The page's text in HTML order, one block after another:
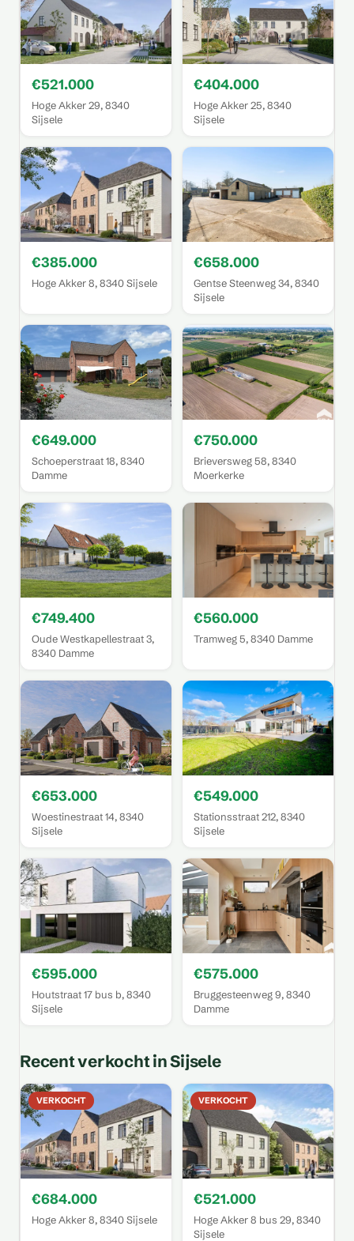
€521.000
Hoge Akker 29, 8340
Sijsele
€404.000
Hoge Akker 25, 8340
Sijsele
€385.000
Hoge Akker 8, 8340 Sijsele
€658.000
Gentse Steenweg 34, 8340
Sijsele
€649.000
Schoeperstraat 18, 8340
Damme
€750.000
Brieversweg 58, 8340
Moerkerke
€749.400
Oude Westkapellestraat 3,
8340 Damme
€560.000
Tramweg 5, 8340 Damme
€653.000
Woestinestraat 14, 8340
Sijsele
€549.000
Stationsstraat 212, 8340
Sijsele
€595.000
Houtstraat 17 bus b, 8340
Sijsele
€575.000
Bruggesteenweg 9, 8340
Damme
Recent verkocht in Sijsele
VERKOCHT
€684.000
Hoge Akker 8, 8340 Sijsele
VERKOCHT
€521.000
Hoge Akker 8 bus 29, 8340
Sijsele